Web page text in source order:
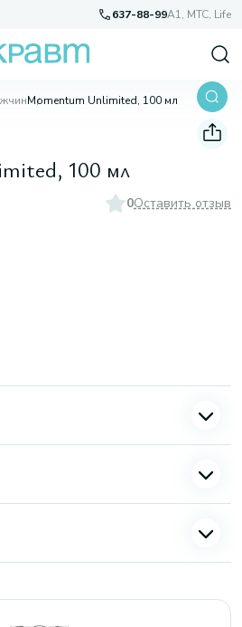
637-88-99A1, МТС, Life
Momentum Unlimited, 100 мл
100 мл
0Оставить отзыв